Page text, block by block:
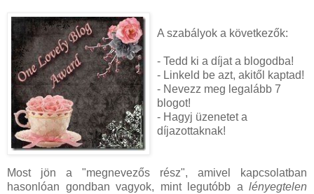
A szabályok a következők:
- Tedd ki a díjat a blogodba!
- Linkeld be azt, akitől kaptad!
- Nevezz meg legalább 7
blogot!
- Hagyj üzenetet a
díjazottaknak!
Most jön a "megnevezős rész", amivel kapcsolatban
hasonlóan gondban vagyok, mint legutóbb a lényegtelen